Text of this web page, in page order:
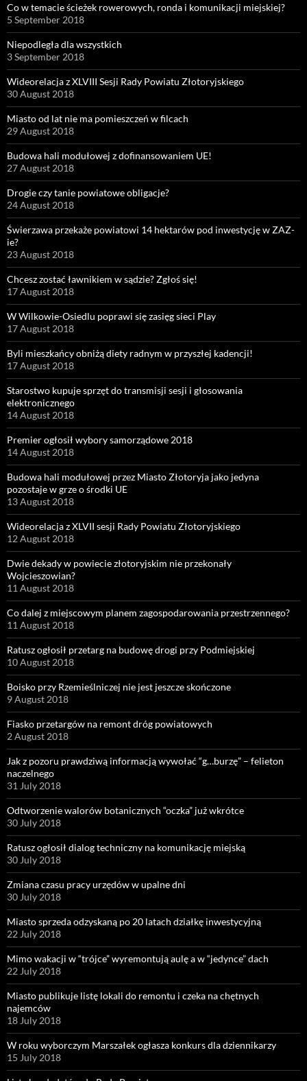
Co w temacie ścieżek rowerowych, ronda i komunikacji miejskiej?
5 September 2018
Niepodległa dla wszystkich
3 September 2018
Wideorelacja z XLVIII Sesji Rady Powiatu Złotoryjskiego
30 August 2018
Miasto od lat nie ma pomieszczeń w filcach
29 August 2018
Budowa hali modułowej z dofinansowaniem UE!
27 August 2018
Drogie czy tanie powiatowe obligacje?
24 August 2018
Świerzawa przekaże powiatowi 14 hektarów pod inwestycję w ZAZ-
ie?
23 August 2018
Chcesz zostać ławnikiem w sądzie? Zgłoś się!
17 August 2018
W Wilkowie-Osiedlu poprawi się zasięg sieci Play
17 August 2018
Byli mieszkańcy obniżą diety radnym w przyszłej kadencji!
17 August 2018
Starostwo kupuje sprzęt do transmisji sesji i głosowania
elektronicznego
14 August 2018
Premier ogłosił wybory samorządowe 2018
14 August 2018
Budowa hali modułowej przez Miasto Złotoryja jako jedyna
pozostaje w grze o środki UE
13 August 2018
Wideorelacja z XLVII sesji Rady Powiatu Złotoryjskiego
12 August 2018
Dwie dekady w powiecie złotoryjskim nie przekonały
Wojcieszowian?
11 August 2018
Co dalej z miejscowym planem zagospodarowania przestrzennego?
11 August 2018
Ratusz ogłosił przetarg na budowę drogi przy Podmiejskiej
10 August 2018
Boisko przy Rzemieślniczej nie jest jeszcze skończone
9 August 2018
Fiasko przetargów na remont dróg powiatowych
2 August 2018
Jak z pozoru prawdziwą informacją wywołać “g…burzę” – felieton
naczelnego
31 July 2018
Odtworzenie walorów botanicznych “oczka” już wkrótce
30 July 2018
Ratusz ogłosił dialog techniczny na komunikację miejską
30 July 2018
Zmiana czasu pracy urzędów w upalne dni
30 July 2018
Miasto sprzeda odzyskaną po 20 latach działkę inwestycyjną
22 July 2018
Mimo wakacji w “trójce” wyremontują aulę a w “jedynce” dach
22 July 2018
Miasto publikuje listę lokali do remontu i czeka na chętnych
najemców
18 July 2018
W roku wyborczym Marszałek ogłasza konkurs dla dziennikarzy
15 July 2018